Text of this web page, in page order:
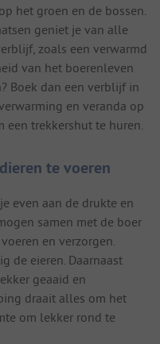
het groen en de bossen.
geniet je van alle
zoals een verwarmd
van het boerenleven
Boek dan een verblijf in
en veranda op
trekkershut te huren.
te voeren
even aan de drukte en
samen met de boer
en verzorgen.
de eieren. Daarnaast
geaaid en
draait alles om het
om lekker rond te